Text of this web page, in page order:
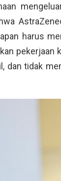
harus
pekerjaan
dan tidak